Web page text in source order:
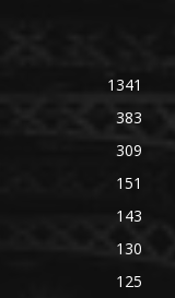
1341
383
309
151
143
130
125